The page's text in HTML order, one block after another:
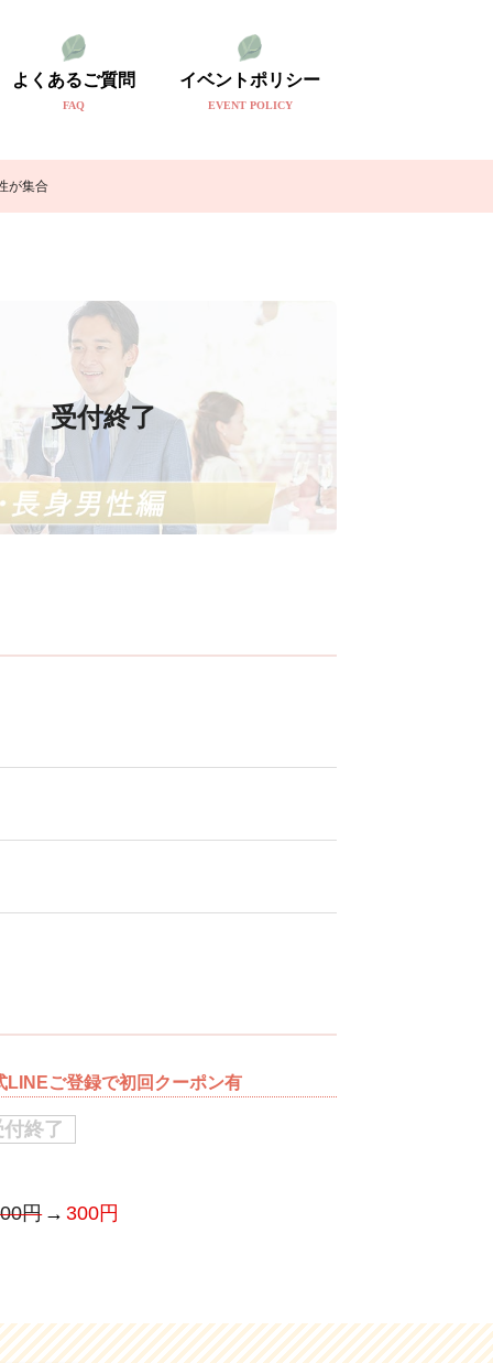
よくあるご質問
FAQ
イベントポリシー
EVENT POLICY
が集合
受付終了
LINEご登録で初回クーポン有
付終了
円 300円